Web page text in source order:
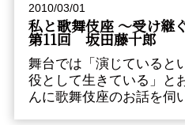
2010/03/01
私と歌舞伎座 ～受け継
第11回 坂田藤十郎
舞台では「演じていると
役として生きている」と
んに歌舞伎座のお話を伺